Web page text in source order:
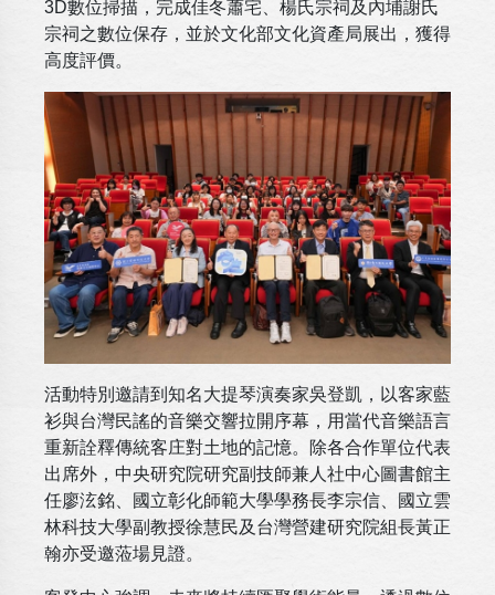
3D數位掃描，完成佳冬蕭宅、楊氏宗祠及內埔謝氏
宗祠之數位保存，並於文化部文化資產局展出，獲得
高度評價。
活動特別邀請到知名大提琴演奏家吳登凱，以客家藍
衫與台灣民謠的音樂交響拉開序幕，用當代音樂語言
重新詮釋傳統客庄對土地的記憶。除各合作單位代表
出席外，中央研究院研究副技師兼人社中心圖書館主
任廖泫銘、國立彰化師範大學學務長李宗信、國立雲
林科技大學副教授徐慧民及台灣營建研究院組長黃正
翰亦受邀蒞場見證。